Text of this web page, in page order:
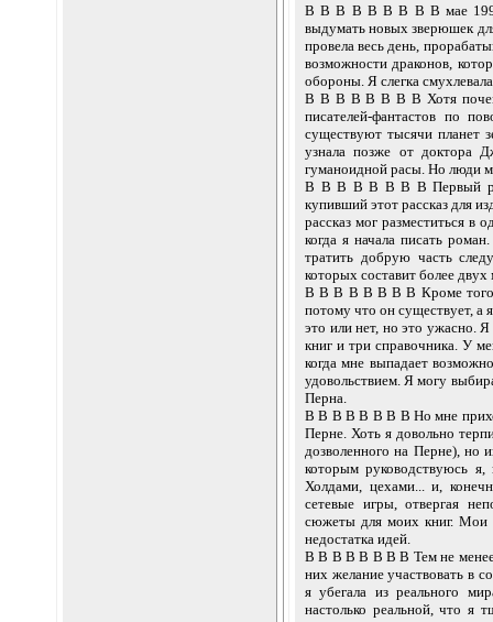
В В В В В В В В В мае 1997
выдумать новых зверюшек
провела весь день,
возможности драконов,
обороны. Я слегка
В В В В В В В В Хотя почему
писателей-фантастов по
существуют тысячи планет
узнала позже от доктора
гуманоидной расы. Но люди
В В В В В В В В Первый
купивший этот рассказ для
рассказ мог разместиться в
когда я начала писать
тратить добрую часть
которых составит более
В В В В В В В В Кроме того,
потому что он существует, а
это или нет, но это ужасно.
книг и три справочника. У
когда мне выпадает
удовольствием. Я могу
Перна.
В В В В В В В В Но мне
Перне. Хоть я довольно
дозволенного на Перне), но
которым руководствуюсь
Холдами, цехами... и,
сетевые игры, отвергая
сюжеты для моих книг.
недостатка идей.
В В В В В В В В Тем не менее,
них желание участвовать в
я убегала из реального
настолько реальной, что я